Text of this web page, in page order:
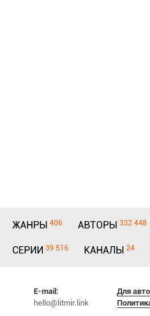
ЖАНРЫ 406 АВТОРЫ 332 448
СЕРИИ 39 516 КАНАЛЫ 24
E-mail:
hello@litmir.link
Для